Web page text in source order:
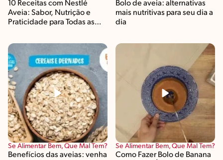
10 Receitas com Nestlé
Aveia: Sabor, Nutrição e
Praticidade para Todas as
Bolo de aveia: alternativas
mais nutritivas para seu dia a
dia
Se Alimentar Bem, Que Mal Tem?
Benefícios das aveias: venha
Se Alimentar Bem, Que Mal Tem?
Como Fazer Bolo de Banana